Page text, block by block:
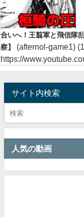
合いへ！王翦軍と飛信隊
察】
(afternol-game1)
https://
サイト内検索
人気の動画